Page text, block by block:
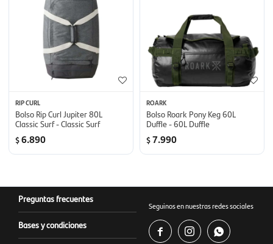
RIP CURL
Bolso Rip Curl Jupiter 80L
Classic Surf - Classic Surf
$6.890
ROARK
Bolso Roark Pony Keg 60L
Duffle - 60L Duffle
$7.990
Preguntas frecuentes
Bases y condiciones
Seguinos en nuestras redes sociales
  